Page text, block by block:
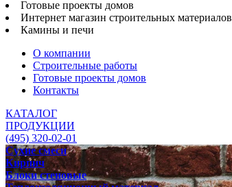
Готовые проекты домов
Интернет магазин строительных материалов
Камины и печи
О компании
Строительные работы
Готовые проекты домов
Контакты
КАТАЛОГ
ПРОДУКЦИИ
(495) 320-02-01
Сухие смеси
Кирпич
Блоки стеновые